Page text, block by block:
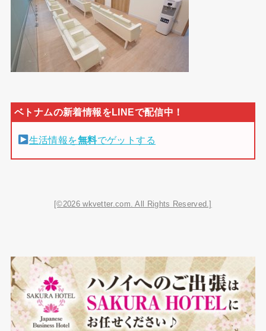
生活情報を無料でゲットする
[©2026 wkvetter.com. All Rights Reserved.]